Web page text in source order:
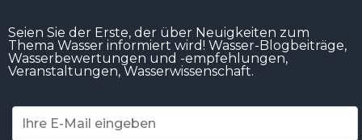
Seien Sie der Erste, der über Neuigkeiten zum
Thema Wasser informiert wird! Wasser-Blogbeiträge,
Wasserbewertungen und -empfehlungen,
Veranstaltungen, Wasserwissenschaft.